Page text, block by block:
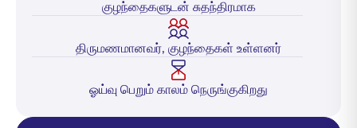
குழந்தைகளுடன் சுதந்திரமாக
திருமணமானவர், குழந்தைகள் உள்ளனர்
ஓய்வு பெறும் காலம் நெருங்குகிறது